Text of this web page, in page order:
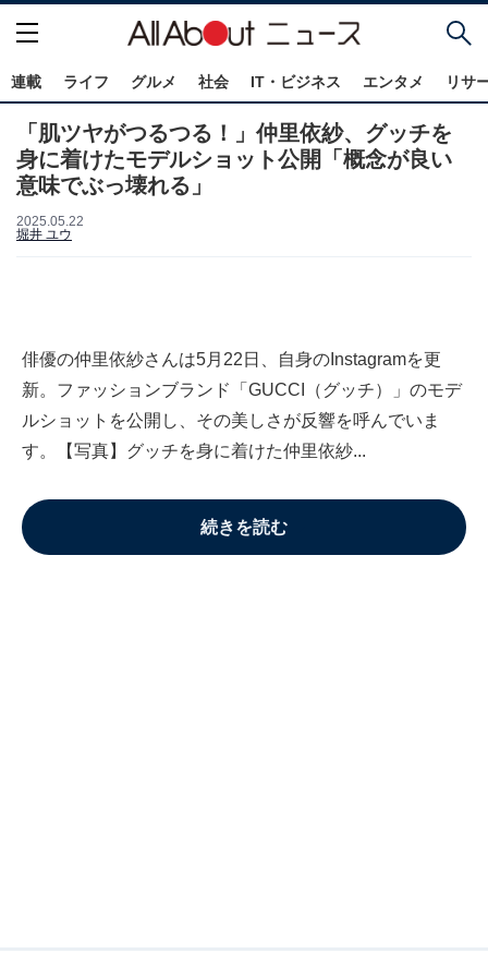
連載 ライフ グルメ 社会 IT・ビジネス エンタメ リサ
「肌ツヤがつるつる！」仲里依紗、グッチを
身に着けたモデルショット公開「概念が良い
意味でぶっ壊れる」
2025.05.22
堀井 ユウ
俳優の仲里依紗さんは5月22日、自身のInstagramを更
新。ファッションブランド「GUCCI（グッチ）」のモデ
ルショットを公開し、その美しさが反響を呼んでいま
す。【写真】グッチを身に着けた仲里依紗...
続きを読む